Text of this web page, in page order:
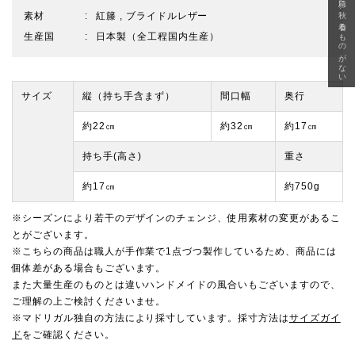
素材
紅籐 , ブライドルレザー
生産国
日本製（全工程国内生産）
サイズ 縦（持ち手含まず） 間口幅 奥行
約22㎝ 約32㎝ 約17㎝
持ち手(高さ) 重さ
約17㎝ 約750g
※シーズンにより若干のデザインのチェンジ、使用素材の変更があるこ
とがございます。
※こちらの商品は職人が手作業で1点づつ製作しているため、商品には
個体差がある場合もございます。
また大量生産のものとは違いハンドメイドの風合いもございますので、
ご理解の上ご検討くださいませ。
※マドリガル独自の方法により採寸しています。採寸方法はサイズガイ
ド をご確認ください。
急に秋、着るものがない